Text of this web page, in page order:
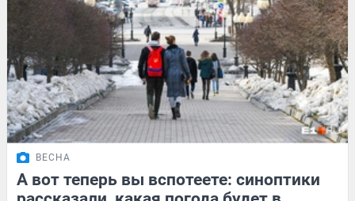
ВЕСНА
А вот теперь вы вспотеете: синоптики